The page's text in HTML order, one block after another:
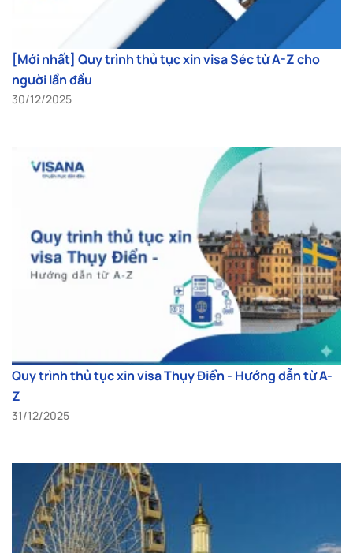
[Mới nhất] Quy trình thủ tục xin visa Séc từ A-Z cho
người lần đầu
30/12/2025
Quy trình thủ tục xin visa Thụy Điển - Hướng dẫn từ A-
Z
31/12/2025